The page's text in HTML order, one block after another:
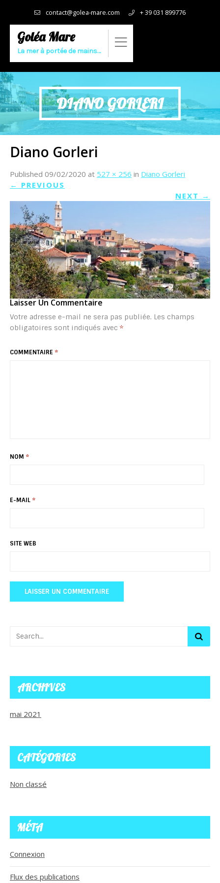
contact@golea-mare.com + 39 031 899776
Goléa Mare
La mer à portée de mains…
DIANO GORLERI
Diano Gorleri
Published 09/02/2020 at 527 × 256 in Diano Gorleri
← PREVIOUS
NEXT →
Laisser Un Commentaire
Votre adresse e-mail ne sera pas publiée. Les champs
obligatoires sont indiqués avec *
COMMENTAIRE *
NOM *
E-MAIL *
SITE WEB
ARCHIVES
mai 2021
CATÉGORIES
Non classé
MÉTA
Connexion
Flux des publications